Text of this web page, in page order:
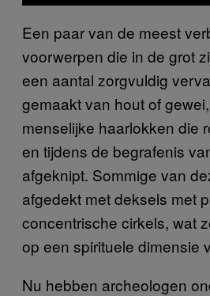
Een paar van de meest
voorwerpen die in de grot
een aantal zorgvuldig
gemaakt van hout of
menselijke haarlokken die
en tijdens de begrafenis
afgeknipt. Sommige van
afgedekt met deksels met
concentrische cirkels, wat
op een spirituele dimensie
Nu hebben archeologen